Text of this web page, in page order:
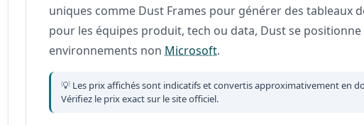
uniques comme Dust Frames pour générer des
pour les équipes produit, tech ou data, Dust se
environnements non Microsoft.
💡 Les prix affichés sont indicatifs et convertis approximativement en
Vérifiez le prix exact sur le site officiel.